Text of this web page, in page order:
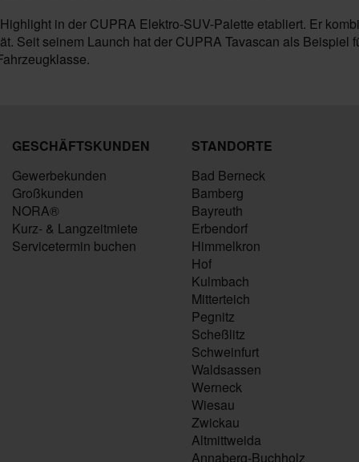
in der CUPRA Elektro-SUV-Palette etabliert. Er
Seit seinem Launch hat der CUPRA Tavascan als
GESCHÄFTSKUNDEN
Gewerbekunden
Großkunden
NORA®
Kurz- & Langzeitmiete
Servicetermin buchen
STANDORTE
Bad Berneck
Bamberg
Bayreuth
Erbendorf
Himmelkron
Hof
Kulmbach
Mitterteich
Pegnitz
Scheßlitz
Schweinfurt
Waldsassen
Werneck
Wiesau
Zwickau
Altmittweida
Annaberg-Buchholz